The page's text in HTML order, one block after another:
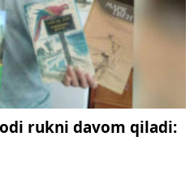
rukni davom qiladi: